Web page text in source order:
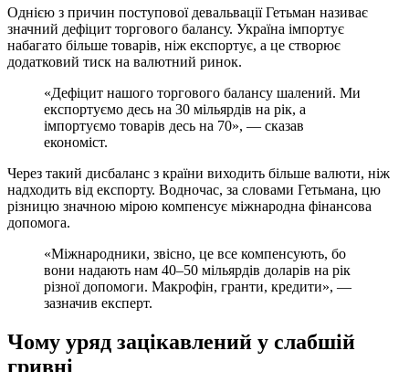
Однією з причин поступової девальвації Гетьман називає
значний дефіцит торгового балансу. Україна імпортує
набагато більше товарів, ніж експортує, а це створює
додатковий тиск на валютний ринок.
«Дефіцит нашого торгового балансу шалений. Ми
експортуємо десь на 30 мільярдів на рік, а
імпортуємо товарів десь на 70», — сказав
економіст.
Через такий дисбаланс з країни виходить більше валюти, ніж
надходить від експорту. Водночас, за словами Гетьмана, цю
різницю значною мірою компенсує міжнародна фінансова
допомога.
«Міжнародники, звісно, це все компенсують, бо
вони надають нам 40–50 мільярдів доларів на рік
різної допомоги. Макрофін, гранти, кредити», —
зазначив експерт.
Чому уряд зацікавлений у слабшій
гривні